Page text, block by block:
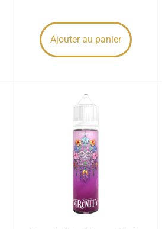
Ajouter au panier